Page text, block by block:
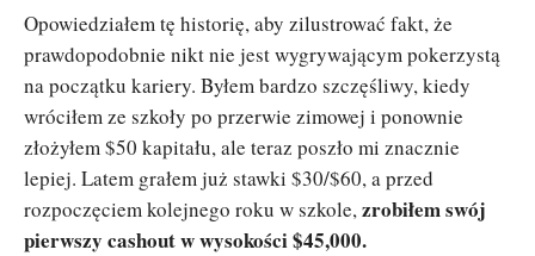
Opowiedziałem tę historię, aby zilustrować fakt, że
prawdopodobnie nikt nie jest wygrywającym pokerzystą
na początku kariery. Byłem bardzo szczęśliwy, kiedy
wróciłem ze szkoły po przerwie zimowej i ponownie
złożyłem $50 kapitału, ale teraz poszło mi znacznie
lepiej. Latem grałem już stawki $30/$60, a przed
rozpoczęciem kolejnego roku w szkole,zrobiłem swój
pierwszy cashout w wysokości $45,000.